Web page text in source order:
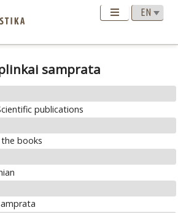
samprata
publications
books